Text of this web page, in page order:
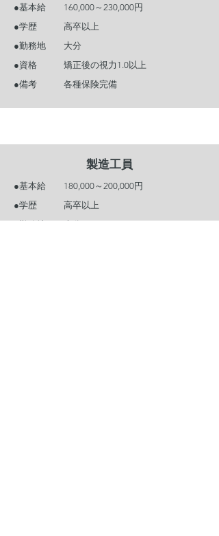
●基本給 160,000～230,000円
●学歴 高卒以上
●勤務地 大分
●資格 矯正後の視力1.0以上
●備考 各種保険完備
製造工員
●基本給 180,000～200,000円
●学歴 高卒以上